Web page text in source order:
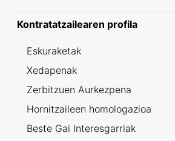
Kontratatzailearen profila
Eskuraketak
Xedapenak
Zerbitzuen Aurkezpena
Hornitzaileen homologazioa
Beste Gai Interesgarriak